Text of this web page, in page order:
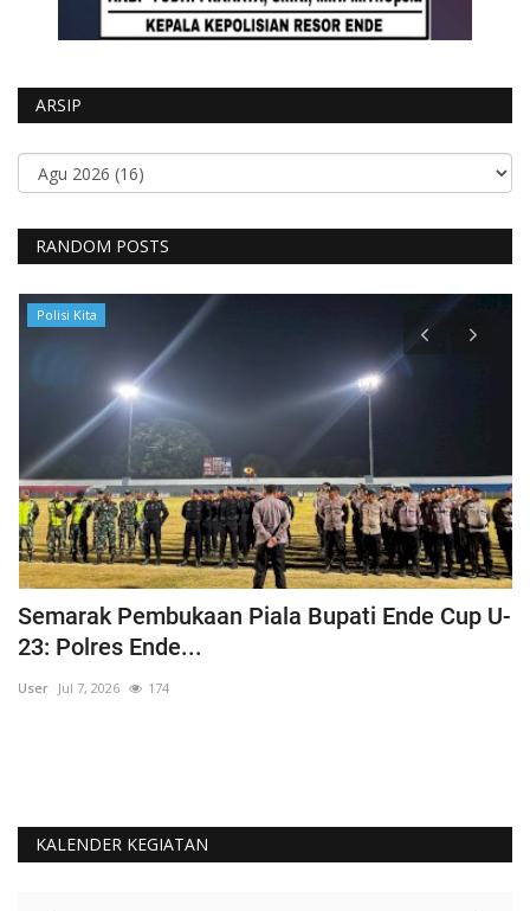
ARSIP
RANDOM POSTS
Polisi Kita
Semarak Pembukaan Piala Bupati Ende Cup U-
23: Polres Ende...
User Jul 7, 2026 174
KALENDER KEGIATAN